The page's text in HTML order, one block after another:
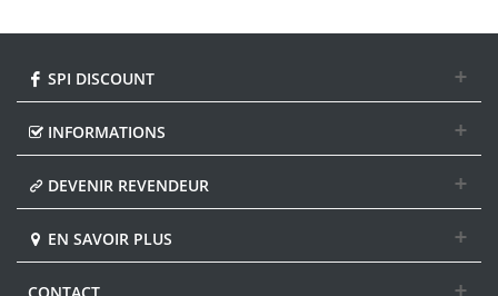
SPI DISCOUNT
INFORMATIONS
DEVENIR REVENDEUR
EN SAVOIR PLUS